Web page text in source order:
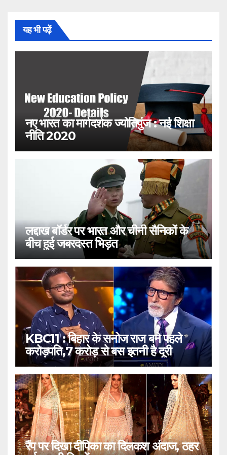
यह भी पढ़ें
नए भारत का मार्गदर्शक ज्योतिपुंज : नई शिक्षा
नीति 2020
लद्दाख बॉर्डर पर भारत और चीनी सैनिकों के
बीच हुई जबरदस्त भिड़ंत
KBC11 : बिहार के सनोज राज बने पहले
करोड़पति,7 करोड़ से बस इतनी है दूरी
रैंप पर दिखा दीपिका का दिलकश अंदाज, ठहर